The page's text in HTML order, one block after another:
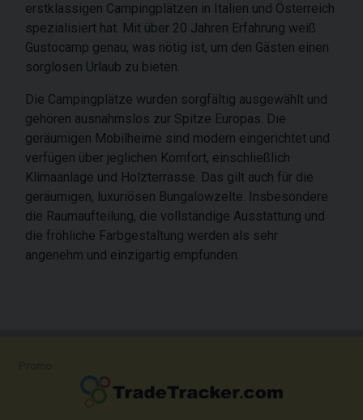
erstklassigen Campingplätzen in Italien und Österreich
spezialisiert hat. Mit über 20 Jahren Erfahrung weiß
Gustocamp genau, was nötig ist, um den Gästen einen
sorglosen Urlaub zu bieten.
Die Campingplätze wurden sorgfältig ausgewählt und
gehören ausnahmslos zur Spitze Europas. Die
geräumigen Mobilheime sind modern eingerichtet und
verfügen über jeglichen Komfort, einschließlich
Klimaanlage und Holzterrasse. Das gilt auch für die
geräumigen, luxuriösen Bungalowzelte. Insbesondere
die Raumaufteilung, die vollständige Ausstattung und
die fröhliche Farbgestaltung werden als sehr
angenehm und einzigartig empfunden.